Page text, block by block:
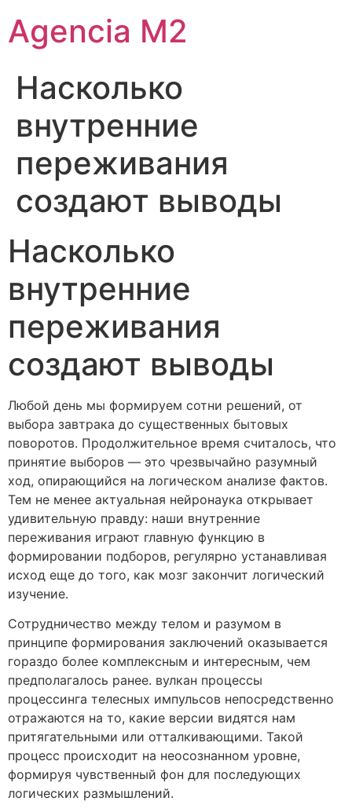
Agencia M2
Насколько
внутренние
переживания
создают выводы
Насколько
внутренние
переживания
создают выводы
Любой день мы формируем сотни решений, от
выбора завтрака до существенных бытовых
поворотов. Продолжительное время считалось, что
принятие выборов — это чрезвычайно разумный
ход, опирающийся на логическом анализе фактов.
Тем не менее актуальная нейронаука открывает
удивительную правду: наши внутренние
переживания играют главную функцию в
формировании подборов, регулярно устанавливая
исход еще до того, как мозг закончит логический
изучение.
Сотрудничество между телом и разумом в
принципе формирования заключений оказывается
гораздо более комплексным и интересным, чем
предполагалось ранее. вулкан процессы
процессинга телесных импульсов непосредственно
отражаются на то, какие версии видятся нам
притягательными или отталкивающими. Такой
процесс происходит на неосознанном уровне,
формируя чувственный фон для последующих
логических размышлений.